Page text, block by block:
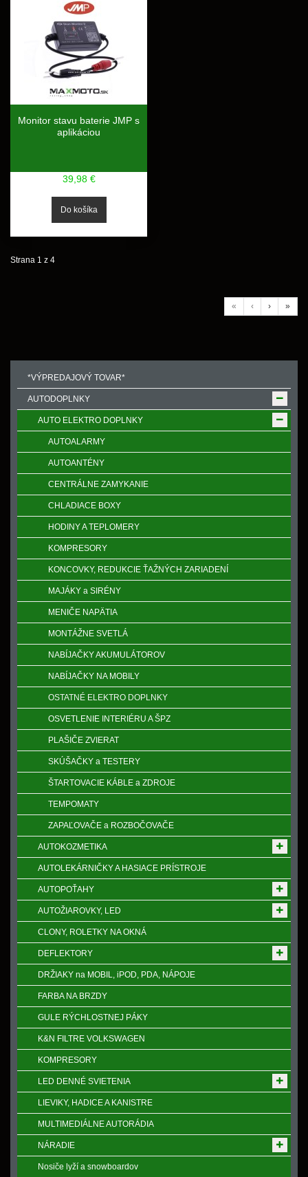
Monitor stavu baterie JMP s
aplikáciou
39,98 €
Strana 1 z 4
« ‹ › »
*VÝPREDAJOVÝ TOVAR*
AUTODOPLNKY
AUTO ELEKTRO DOPLNKY
AUTOALARMY
AUTOANTÉNY
CENTRÁLNE ZAMYKANIE
CHLADIACE BOXY
HODINY A TEPLOMERY
KOMPRESORY
KONCOVKY, REDUKCIE ŤAŽNÝCH ZARIADENÍ
MAJÁKY a SIRÉNY
MENIČE NAPӒTIA
MONTÁŽNE SVETLÁ
NABÍJAČKY AKUMULÁTOROV
NABÍJAČKY NA MOBILY
OSTATNÉ ELEKTRO DOPLNKY
OSVETLENIE INTERIÉRU A ŠPZ
PLAŠIČE ZVIERAT
SKÚŠAČKY a TESTERY
ŠTARTOVACIE KÁBLE a ZDROJE
TEMPOMATY
ZAPAĽOVAČE a ROZBOČOVAČE
AUTOKOZMETIKA
AUTOLEKÁRNIČKY A HASIACE PRÍSTROJE
AUTOPOŤAHY
AUTOŽIAROVKY, LED
CLONY, ROLETKY NA OKNÁ
DEFLEKTORY
DRŽIAKY na MOBIL, iPOD, PDA, NÁPOJE
FARBA NA BRZDY
GULE RÝCHLOSTNEJ PÁKY
K&N FILTRE VOLKSWAGEN
KOMPRESORY
LED DENNÉ SVIETENIA
LIEVIKY, HADICE A KANISTRE
MULTIMEDIÁLNE AUTORÁDIA
NÁRADIE
Nosiče lyží a snowboardov